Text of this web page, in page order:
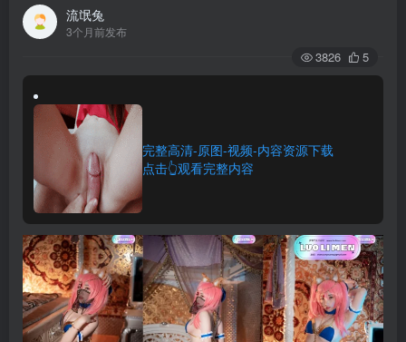
流氓兔
3个月前发布
3826 5
完整高清-原图-视频-内容资源下载
点击👆观看完整内容